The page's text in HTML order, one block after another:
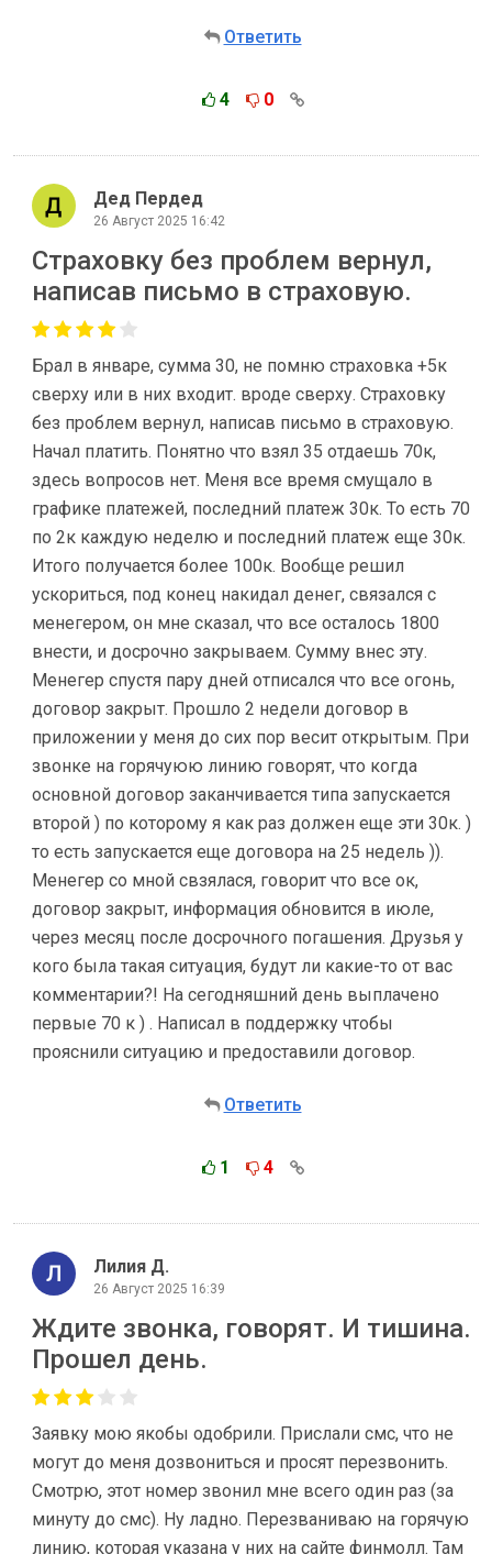
Ответить
4 0
Дед Пердед
26 Август 2025 16:42
Страховку без проблем вернул,
написав письмо в страховую.
Брал в январе, сумма 30, не помню страховка +5к
сверху или в них входит. вроде сверху. Страховку
без проблем вернул, написав письмо в страховую.
Начал платить. Понятно что взял 35 отдаешь 70к,
здесь вопросов нет. Меня все время смущало в
графике платежей, последний платеж 30к. То есть 70
по 2к каждую неделю и последний платеж еще 30к.
Итого получается более 100к. Вообще решил
ускориться, под конец накидал денег, связался с
менегером, он мне сказал, что все осталось 1800
внести, и досрочно закрываем. Сумму внес эту.
Менегер спустя пару дней отписался что все огонь,
договор закрыт. Прошло 2 недели договор в
приложении у меня до сих пор весит открытым. При
звонке на горячуюю линию говорят, что когда
основной договор заканчивается типа запускается
второй ) по которому я как раз должен еще эти 30к. )
то есть запускается еще договора на 25 недель )).
Менегер со мной свзялася, говорит что все ок,
договор закрыт, информация обновится в июле,
через месяц после досрочного погашения. Друзья у
кого была такая ситуация, будут ли какие-то от вас
комментарии?! На сегодняшний день выплачено
первые 70 к ) . Написал в поддержку чтобы
прояснили ситуацию и предоставили договор.
Ответить
1 4
Лилия Д.
26 Август 2025 16:39
Ждите звонка, говорят. И тишина.
Прошел день.
Заявку мою якобы одобрили. Прислали смс, что не
могут до меня дозвониться и просят перезвонить.
Смотрю, этот номер звонил мне всего один раз (за
минуту до смс). Ну ладно. Перезваниваю на горячую
линию, которая указана у них на сайте финмолл. Там